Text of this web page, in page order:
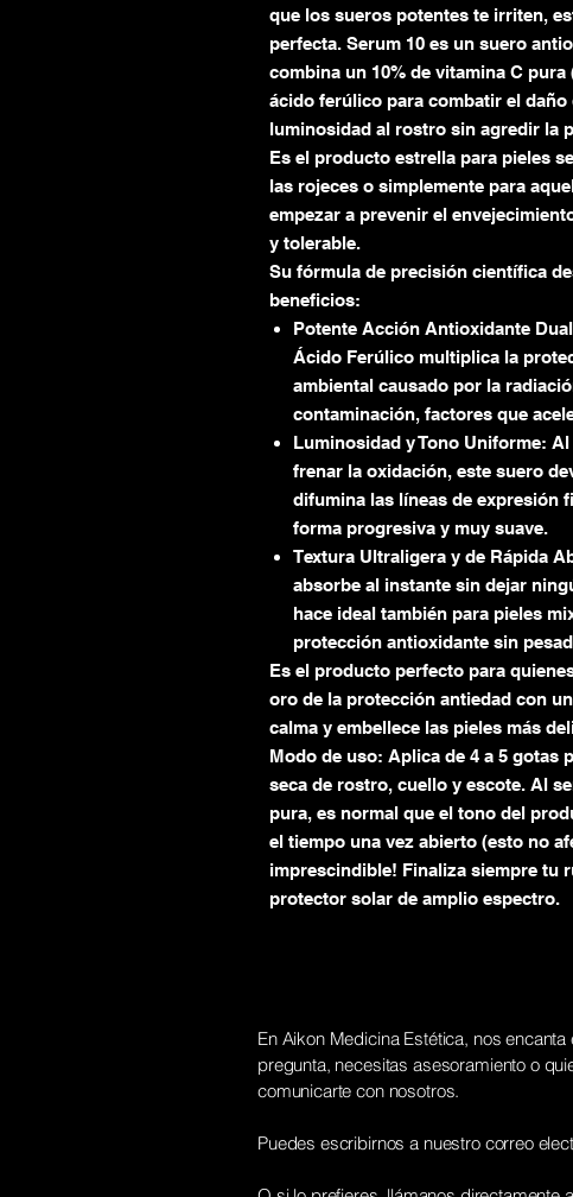
que los sueros potentes te irriten,
perfecta. Serum 10 es un suero
combina un 10% de vitamina C
ácido ferúlico para combatir el
luminosidad al rostro sin agredir la
Es el producto estrella para pieles
las rojeces o simplemente para
empezar a prevenir el
y tolerable.
Su fórmula de precisión científica
beneficios:
Potente Acción Antioxidante
Ácido Ferúlico multiplica la
ambiental causado por la
contaminación, factores que
Luminosidad y Tono Uniforme:
frenar la oxidación, este suero
difumina las líneas de expresión
forma progresiva y muy suave.
Textura Ultraligera y de Rápida
absorbe al instante sin dejar
hace ideal también para pieles
protección antioxidante sin
Es el producto perfecto para
oro de la protección antiedad con
calma y embellece las pieles más
Modo de uso: Aplica de 4 a 5 gotas
seca de rostro, cuello y escote. Al
pura, es normal que el tono del
el tiempo una vez abierto (esto no
imprescindible! Finaliza siempre tu
protector solar de amplio espectro.
En Aikon Medicina Estética, nos
pregunta, necesitas asesoramiento o
comunicarte con nosotros.
Puedes escribirnos a nuestro correo